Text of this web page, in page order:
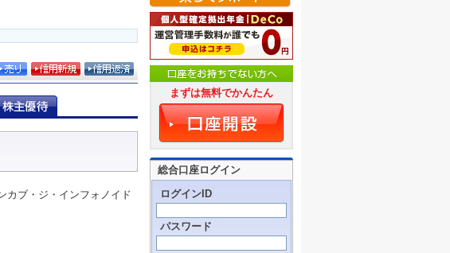
カブ・ジ・インフォノイド
まずは無料でかんたん
総合口座ログイン
ログインID
パスワード